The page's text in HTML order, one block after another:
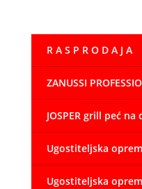
R A S P R O D A J A
ZANUSSI
JOSPER grill peć
Ugostiteljska
Ugostiteljska